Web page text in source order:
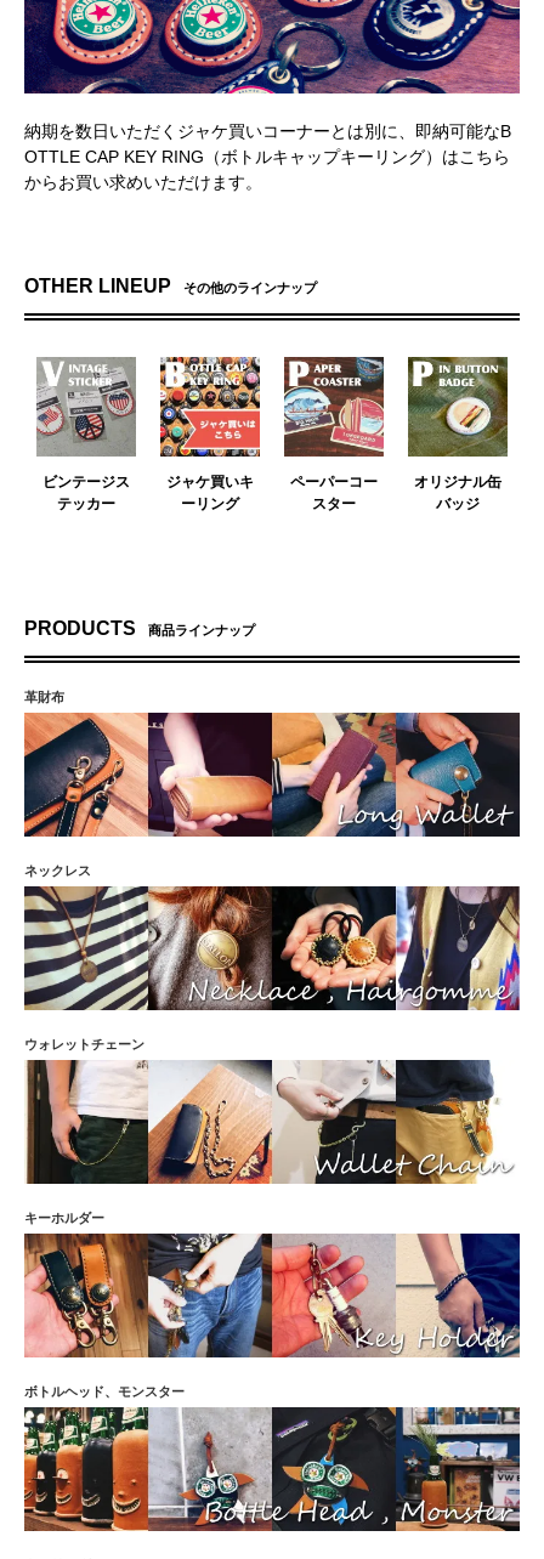
ゼントにおすすめです！
ハッサム ID：687247 投稿日：2023/05/29
とても可愛いキーホルダーに出会えました。迅速な発送にも感謝です。2色とも想像通りの
いい色です！
現代ではまず再現されないであろう黄色のカラー。絶妙です。ヴィンテージならではのフ
ォントと存在感も素晴らしく、かなり貴重なキャップだと思います。今後もこういった当
時の企業物のラインナップの追加を希望します。よろしくお願い致します。
taka ID：401968 投稿日：2020/07/18
ハイネケンをジャケ買いしてみました。自分の気に入ったデザインのキャップのものが選
Kyohkeeey ID：399317 投稿日：2020/07/07
以前から気になっていたお品でしたが、中々缶が決められずにいたところ、大好きなコカ
コーラが出てきて即決です！予想以上のお洒落さで、とても気に入りました！他のコカコ
ーラグッズと一緒に是非つけて、革の経年変化を楽しみたいと思います。コロナビールの
す。購入後の発送お手配、お洒落な革タグ付きの包装、どれも感謝で一杯です。また、宜
しくお願い致します。
一目惚れで購入させて頂きました。質感の高い品物でとても満足度の高いキーホルダーで
ふくろうが可愛くて一目惚れ。2匹とも我が家へ迎え入れました。面白い商品ですね。
Lemonademama ID：261374 投稿日：2018/03/27
絶妙なイエローの色味でお気に入りです。レモンソーダのロゴもレトロな感じでナイスデ
ザイン！
レトロ ID：236221 投稿日：2017/10/17
こちら非常に珍しいイエローカラーでしたので、購入決定しました。また、仕上がりも大
ガンガン使い込んで行きます。
MAmeen6号 ID：229152 投稿日：2017/08/30
キャップのかわいいデザインに一目惚れして即注文。イメージどおりでお気に入りのキー
ホルダーになりました。
tochi207 ID：218001 投稿日：2017/06/17
本日届きました。予想以上の丁寧な仕上がりにとても満足しています！購入前にお店の方
と電話、メールなどで相談に乗って頂きその時の迅速な対応がとても良かったです！本当
minata ID：204399 投稿日：2017/03/25
かわいいデザインに一目惚れして購入。ちょうど良い大きさでした。
コーライズム ID：190336 投稿日：2016/12/28
コカコーラのグッズを検索していたら偶然見つけて即買いしました。カッコよすぎ！！
アパッチ76 ID：176935 投稿日：2016/09/26
れしました。
Knack ID：173115 投稿日：2016/09/06
ブルックリンって響きが洒落てます。近所のバーにブルックリンラガーが置いてあって、
わかる人には人気で自慢してます。
えっちゃん ID：164849 投稿日：2016/07/08
ビールが好きなわけではないんですが、ポップなカラーリングに惹かれて購入。実物も素
敵でした☆
trlc102 ID：161961 投稿日：2016/06/19
王冠キーリング最高です！4個目購入させていただきましたが大きさとカッコよさ、使い勝
手の良さで重宝しています。
maho ID：161094 投稿日：2016/06/13
ポップなデザインにきれいな縫製とコバ面の仕上げなど、丁寧な職人のこだわりを感じま
した。いい買い物できました。
納期を数日いただくジャケ買いコーナーとは別に、即納可能なB
OTTLE CAP KEY RING（ボトルキャップキーリング）はこちら
からお買い求めいただけます。
OTHER LINEUP その他のラインナップ
ビンテージス
テッカー
ジャケ買いキ
ーリング
ペーパーコー
スター
オリジナル缶
バッジ
PRODUCTS 商品ラインナップ
革財布
ネックレス
ウォレットチェーン
キーホルダー
ボトルヘッド、モンスター